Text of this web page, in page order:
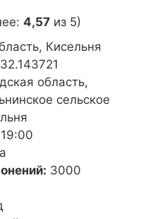
4,57 из 5)
Кисельня
область,
сельское
3000